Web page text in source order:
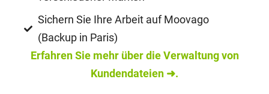
Sichern Sie Ihre Arbeit auf Moovago
(Backup in Paris)
Erfahren Sie mehr über die Verwaltung von
Kundendateien ➜.